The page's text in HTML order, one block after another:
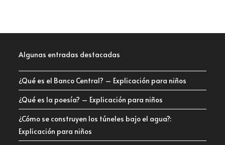
Algunas entradas destacadas
¿Qué es el Banco Central? – Explicación para niños
¿Qué es la poesía? – Explicación para niños
¿Cómo se construyen los túneles bajo el agua?:
Explicación para niños